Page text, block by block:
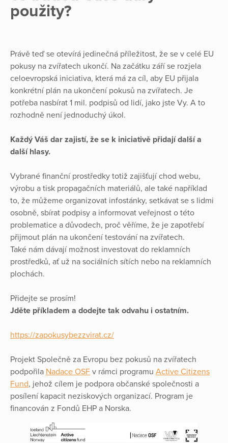
použity?
Právě teď se otevírá jedinečná příležitost, že se v celé EU
pokusy na zvířatech ukončí. Na začátku září se rozjela
celoevropská iniciativa, která má za cíl, aby EU přijala
konkrétní plán na ukončení pokusů na zvířatech. Je
potřeba nasbírat 1 mil. podpisů od lidí, jako jste Vy. A to
rozhodně není jednoduchý úkol.
Každý Váš dar zajistí, že se k iniciativě přidají další a
další hlasy.
Vybrané finanční prostředky totiž zajišťují chod webu,
výrobu a tisk propagačních materiálů, ale také například
to, že můžeme organizovat infostánky, setkávat se s lidmi
osobně, sbírat podpisy a informovat veřejnost o této
problematice a důvodech, proč věříme, že je zapotřebí
přijmout plán na ukončení testování na zvířatech.
Také nám dávají možnost investovat do reklamních
prostředků, ať už na sociálních sítích nebo na reklamních
plochách.
Přidejte se prosím!
Jděte příkladem a dodejte tak odvahu i ostatním.
https://zapokusybezzvirat.cz/
Projekt Společně za Evropu bez pokusů na zvířatech
podpořila Nadace OSF v rámci programu Active Citizens
Fund, jehož cílem je podpora občanské společnosti a
posílení kapacit neziskových organizací. Program je
financován z Fondů EHP a Norska.